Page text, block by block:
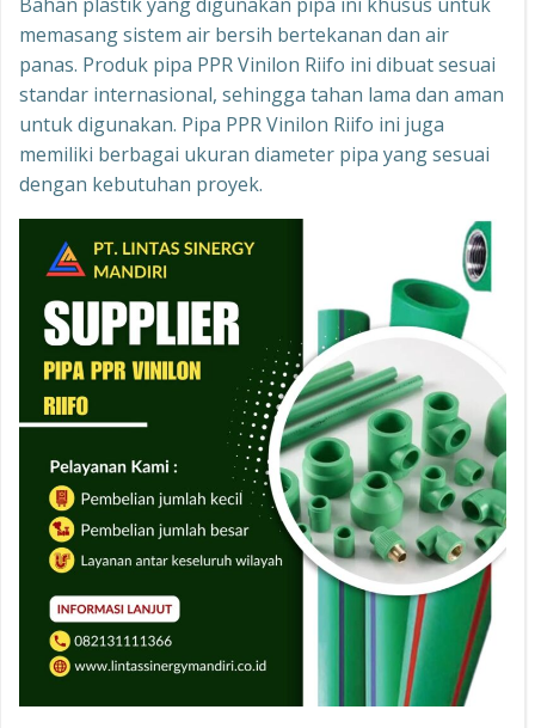
memasang sistem air bersih bertekanan dan air
panas. Produk pipa PPR Vinilon Riifo ini dibuat sesuai
standar internasional, sehingga tahan lama dan aman
untuk digunakan. Pipa PPR Vinilon Riifo ini juga
memiliki berbagai ukuran diameter pipa yang sesuai
dengan kebutuhan proyek.